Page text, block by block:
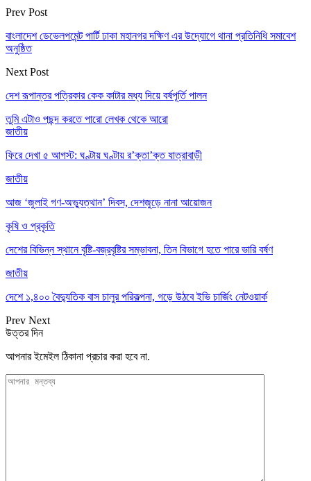
Prev Post
বাংলাদেশ ডেভেলপমেন্ট পার্টি ঢাকা মহানগর দক্ষিণ এর উদ্যোগে থানা প্রতিনিধি সমাবেশ
অনুষ্ঠিত
Next Post
দেশ রূপান্তর পত্রিকার কেক কাটার মধ্য দিয়ে বর্ষপূর্তি পালন
তুমি এটাও পছন্দ করতে পারো লেখক থেকে আরো
জাতীয়
ফিরে দেখা ৫ আগস্ট: ঘণ্টায় ঘণ্টায় র’ক্তা’ক্ত যাত্রাবাড়ী
জাতীয়
আজ ‘জুলাই গণ-অভ্যুত্থান’ দিবস, দেশজুড়ে নানা আয়োজন
কৃষি ও প্রকৃতি
দেশের বিভিন্ন স্থানে বৃষ্টি-বজ্রবৃষ্টির সম্ভাবনা, তিন বিভাগে হতে পারে ভারি বর্ষণ
জাতীয়
দেশে ১,৪০০ বৈদ্যুতিক বাস চালুর পরিকল্পনা, গড়ে উঠবে ইভি চার্জিং নেটওয়ার্ক
Prev Next
উত্তর দিন
আপনার ইমেইল ঠিকানা প্রচার করা হবে না.